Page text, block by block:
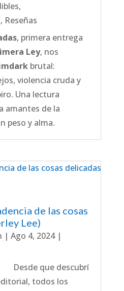
,
, Reseñas
, primera entrega
Ley, nos
brutal:
violencia cruda y
Una lectura
amantes de la
peso y alma.
de las cosas
Lee)
| Ago 4, 2024|
Desde que descubrí
todos los